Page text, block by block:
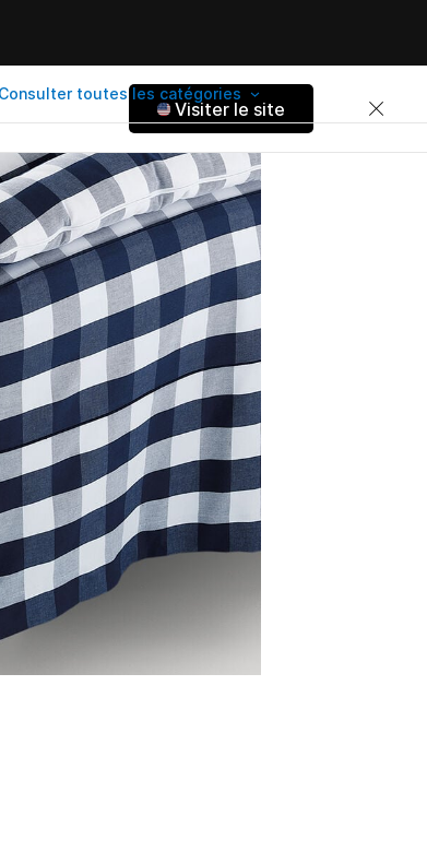
Consulter toutes les catégories
Visiter le site